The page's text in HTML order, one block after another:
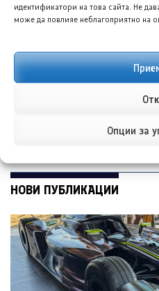
идентификатори на това сайта. Не
може да повлияе неблагоприятно на
Опции за
моделна година 2027
е заснет без камуфлаж
НОВИ ПУБЛИКАЦИИ